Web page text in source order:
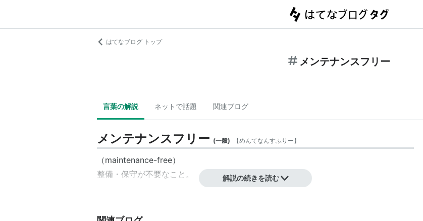
はてなブログ トップ
メンテナンスフリー
言葉の解説 ネットで話題 関連ブログ
メンテナンスフリー (一般) 【めんてなんすふりー】
（maintenance-free）
整備 ・ 保守が不要なこと。 解説の続きを読む